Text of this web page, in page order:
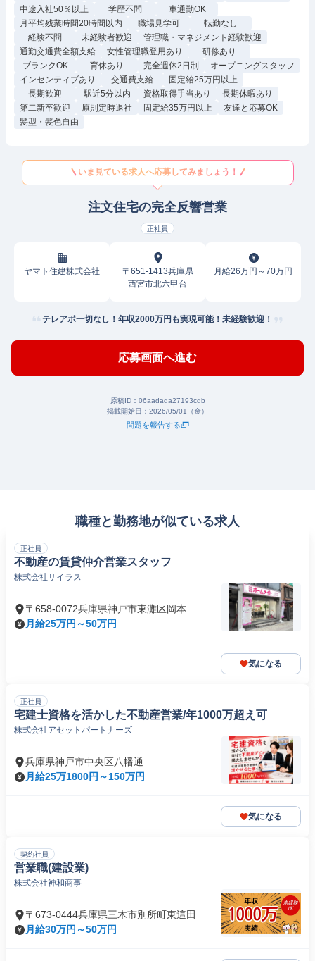
中途入社50％以上 学歴不問
車通勤OK
月平均残業時間20時間以内
職場見学可
転勤なし
経験不問
未経験者歓迎
管理職・マネジメント経験歓迎
通勤交通費全額支給
女性管理職登用あり
研修あり
ブランクOK
育休あり 完全週休2日制
オープニングスタッフ
インセンティブあり
交通費支給
固定給25万円以上
長期歓迎
駅近5分以内 資格取得手当あり
長期休暇あり
第二新卒歓迎
原則定時退社 固定給35万円以上
友達と応募OK
髪型・髪色自由
いま見ている求人へ応募してみましょう！
注文住宅の完全反響営業
正社員
ヤマト住建株式会社
〒651-1413兵庫県
西宮市北六甲台
月給26万円～70万円
テレアポ一切なし！年収2000万円も実現可能！未経験歓迎！
応募画面へ進む
原稿ID： 06aadada27193cdb
掲載開始日： 2026/05/01（金）
問題を報告する
職種と勤務地が似ている求人
正社員
不動産の賃貸仲介営業スタッフ
株式会社サイラス
〒658-0072兵庫県神戸市東灘区岡本
月給25万円～50万円
気になる
正社員
宅建士資格を活かした不動産営業/年1000万超え可
株式会社アセットパートナーズ
兵庫県神戸市中央区八幡通
月給25万1800円～150万円
気になる
契約社員
営業職(建設業)
株式会社神和商事
〒673-0444兵庫県三木市別所町東這田
月給30万円～50万円